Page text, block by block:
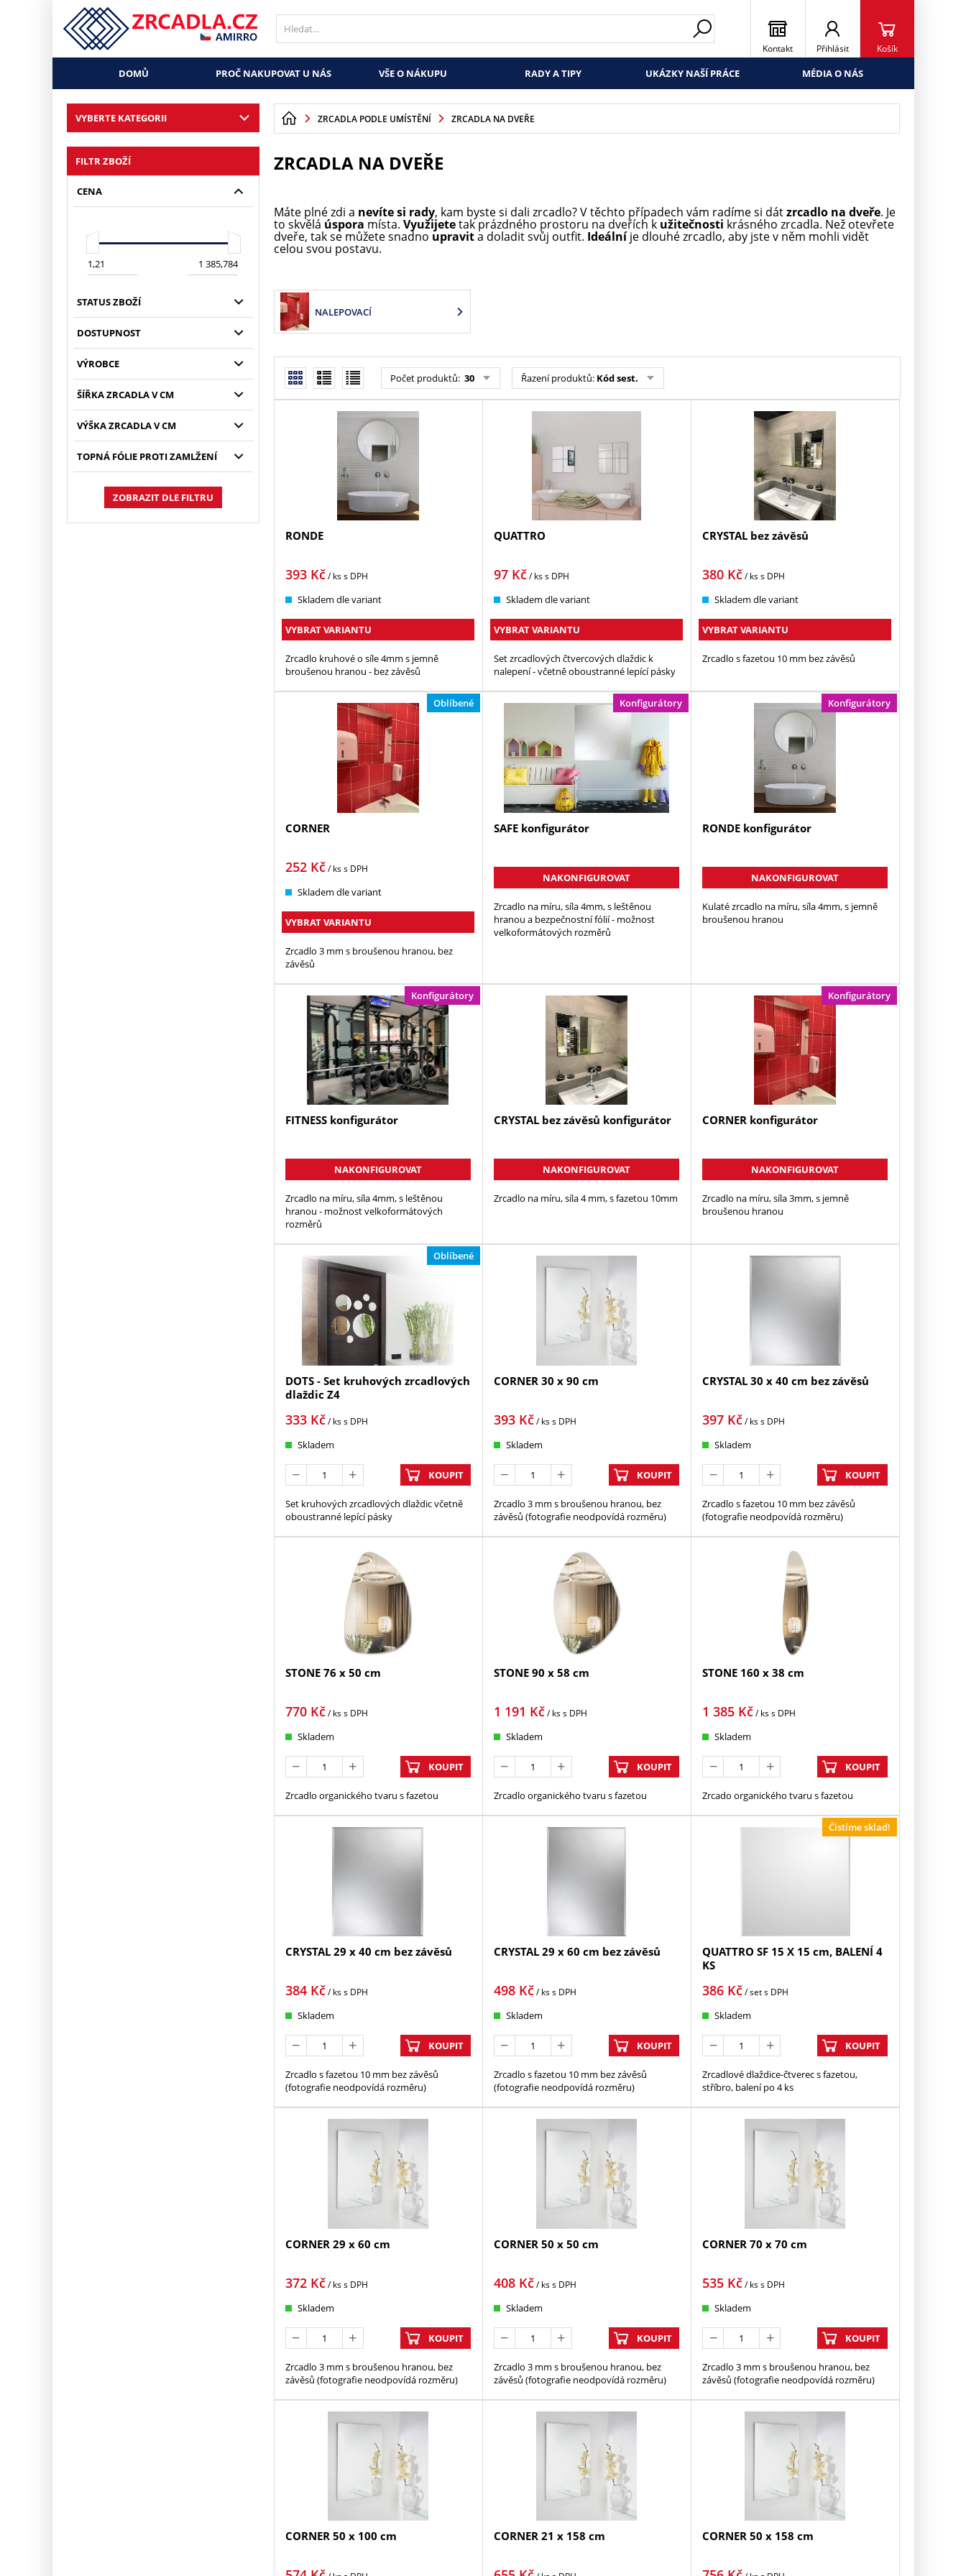
Kontakt Přihlásit Košík
DOMŮ PROČ NAKUPOVAT U NÁS VŠE O NÁKUPU RADY A TIPY UKÁZKY NAŠÍ PRÁCE MÉDIA O NÁS
VYBERTE KATEGORII
FILTR ZBOŽÍ
CENA
STATUS ZBOŽÍ
DOSTUPNOST
VÝROBCE
ŠÍŘKA ZRCADLA V CM
VÝŠKA ZRCADLA V CM
TOPNÁ FÓLIE PROTI ZAMLŽENÍ
ZOBRAZIT DLE FILTRU
ZRCADLA PODLE UMÍSTĚNÍ ZRCADLA NA DVEŘE
ZRCADLA NA DVEŘE
Máte plné zdi a nevíte si rady, kam byste si dali zrcadlo? V těchto případech vám radíme si dátzrcadlo na dveře. Je
to skvělá úspora místa. Využijetetak prázdného prostoru na dveřích k užitečnosti krásného zrcadla. Než otevřete
dveře, tak se můžete snadno upravita doladit svůj outfit. Ideálníje dlouhé zrcadlo, aby jste v něm mohli vidět
celou svou postavu.
NALEPOVACÍ
Počet produktů: 30 Řazení produktů: Kód sest.
RONDE
393Kč/ kss DPH
Skladem dle variant
VYBRAT VARIANTU
Zrcadlo kruhové o síle 4mm s jemně
broušenou hranou - bez závěsů
QUATTRO
97Kč/ kss DPH
Skladem dle variant
VYBRAT VARIANTU
Set zrcadlových čtvercových dlaždic k
nalepení - včetně oboustranné lepící pásky
CRYSTAL bez závěsů
380 Kč/ kss DPH
Skladem dle variant
VYBRAT VARIANTU
Zrcadlo s fazetou 10 mm bez závěsů
Oblíbené
CORNER
252Kč/ kss DPH
Skladem dle variant
VYBRAT VARIANTU
Zrcadlo 3 mm s broušenou hranou, bez
závěsů
Konfigurátory
SAFE konfigurátor
NAKONFIGUROVAT
Zrcadlo na míru, síla 4mm, s leštěnou
hranou a bezpečnostní fólií - možnost
velkoformátových rozměrů
Konfigurátory
RONDE konfigurátor
NAKONFIGUROVAT
Kulaté zrcadlo na míru, síla 4mm, s jemně
broušenou hranou
Konfigurátory
FITNESS konfigurátor
NAKONFIGUROVAT
Zrcadlo na míru, síla 4mm, s leštěnou
hranou - možnost velkoformátových
rozměrů
CRYSTAL bez závěsů konfigurátor
NAKONFIGUROVAT
Zrcadlo na míru, síla 4 mm, s fazetou 10mm
Konfigurátory
CORNER konfigurátor
NAKONFIGUROVAT
Zrcadlo na míru, síla 3mm, s jemně
broušenou hranou
Oblíbené
DOTS - Set kruhových zrcadlových
dlaždic Z4
333Kč/ kss DPH
Skladem
KOUPIT
Set kruhových zrcadlových dlaždic včetně
oboustranné lepící pásky
CORNER 30 x 90 cm
393Kč/ kss DPH
Skladem
KOUPIT
Zrcadlo 3 mm s broušenou hranou, bez
závěsů (fotografie neodpovídá rozměru)
CRYSTAL 30 x 40 cm bez závěsů
397 Kč/ kss DPH
Skladem
KOUPIT
Zrcadlo s fazetou 10 mm bez závěsů
(fotografie neodpovídá rozměru)
STONE 76 x 50 cm
770Kč/ kss DPH
Skladem
KOUPIT
Zrcadlo organického tvaru s fazetou
STONE 90 x 58 cm
1 191 Kč/ kss DPH
Skladem
KOUPIT
Zrcadlo organického tvaru s fazetou
STONE 160 x 38 cm
1 385 Kč/ kss DPH
Skladem
KOUPIT
Zrcado organického tvaru s fazetou
CRYSTAL 29 x 40 cm bez závěsů
384Kč/ kss DPH
Skladem
KOUPIT
Zrcadlo s fazetou 10 mm bez závěsů
(fotografie neodpovídá rozměru)
CRYSTAL 29 x 60 cm bez závěsů
498Kč/ kss DPH
Skladem
KOUPIT
Zrcadlo s fazetou 10 mm bez závěsů
(fotografie neodpovídá rozměru)
Čistíme sklad!
QUATTRO SF 15 X 15 cm, BALENÍ 4
KS
386 Kč/ sets DPH
Skladem
KOUPIT
Zrcadlové dlaždice-čtverec s fazetou,
stříbro, balení po 4 ks
CORNER 29 x 60 cm
372Kč/ kss DPH
Skladem
KOUPIT
Zrcadlo 3 mm s broušenou hranou, bez
závěsů (fotografie neodpovídá rozměru)
CORNER 50 x 50 cm
408Kč/ kss DPH
Skladem
KOUPIT
Zrcadlo 3 mm s broušenou hranou, bez
závěsů (fotografie neodpovídá rozměru)
CORNER 70 x 70 cm
535 Kč/ kss DPH
Skladem
KOUPIT
Zrcadlo 3 mm s broušenou hranou, bez
závěsů (fotografie neodpovídá rozměru)
CORNER 50 x 100 cm CORNER 21 x 158 cm CORNER 50 x 158 cm